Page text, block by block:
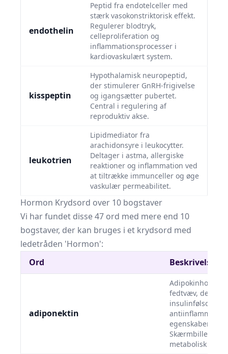
endothelin
Peptid fra endotelceller med
stærk vasokonstriktorisk effekt.
Regulerer blodtryk,
celleproliferation og
inflammationsprocesser i
kardiovaskulært system.
kisspeptin
Hypothalamisk neuropeptid,
der stimulerer GnRH-frigivelse
og igangsætter pubertet.
Central i regulering af
reproduktiv akse.
leukotrien
Lipidmediator fra
arachidonsyre i leukocytter.
Deltager i astma, allergiske
reaktioner og inflammation ved
at tiltrække immunceller og øge
vaskulær permeabilitet.
Hormon Krydsord over 10 bogstaver
Vi har fundet disse 47 ord med mere end 10
bogstaver, der kan bruges i et krydsord med
ledetråden 'Hormon':
Ord
Beskrivelse
adiponektin
fedtvæv, der
egenskaber.
Skærmbillede af
metabolisk